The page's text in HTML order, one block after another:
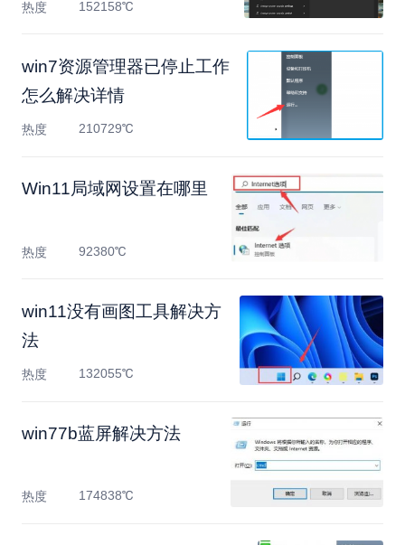
热度 152158℃
win7资源管理器已停止工作
怎么解决详情
热度 210729℃
Win11局域网设置在哪里
热度 92380℃
win11没有画图工具解决方
法
热度 132055℃
win77b蓝屏解决方法
热度 174838℃